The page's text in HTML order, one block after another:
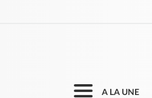
A LA UNE